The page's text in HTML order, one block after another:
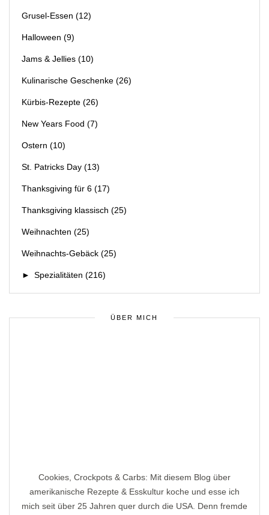
Grusel-Essen (12)
Halloween (9)
Jams & Jellies (10)
Kulinarische Geschenke (26)
Kürbis-Rezepte (26)
New Years Food (7)
Ostern (10)
St. Patricks Day (13)
Thanksgiving für 6 (17)
Thanksgiving klassisch (25)
Weihnachten (25)
Weihnachts-Gebäck (25)
► Spezialitäten (216)
ÜBER MICH
Cookies, Crockpots & Carbs: Mit diesem Blog über
amerikanische Rezepte & Esskultur koche und esse ich
mich seit über 25 Jahren quer durch die USA. Denn fremde